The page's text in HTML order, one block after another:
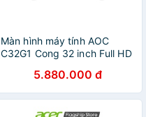
Màn hình máy tính AOC
C32G1 Cong 32 inch Full HD
5.880.000 đ